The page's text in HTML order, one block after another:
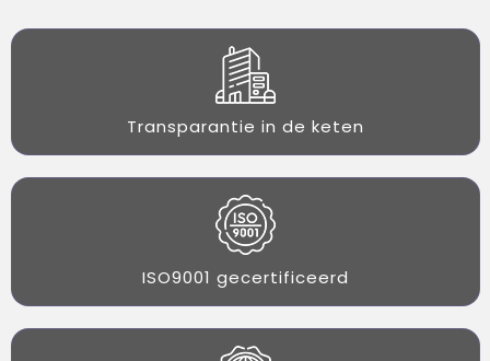
Transparantie in de keten
ISO9001 gecertificeerd